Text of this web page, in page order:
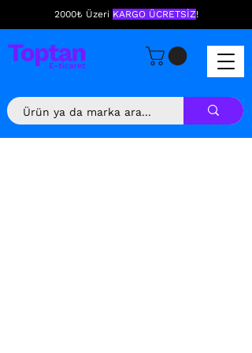
2000₺ Üzeri KARGO ÜCRETSİZ!